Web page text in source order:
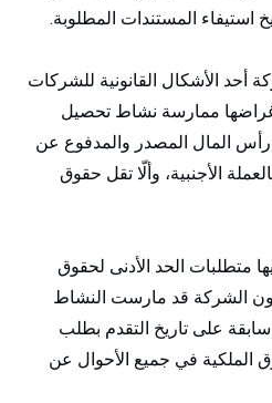
أحد الأشكال القانونية للشركات
ممارسة نشاط تحصيل
رأس المال المصدر والمدفوع عن
الأجنبية، وألّا تقل حقوق
متطلبات الحد الأدنى لحقوق
الشركة قد مارست النشاط
على تاريخ التقدم بطلب
الملكية في جميع الأحوال عن